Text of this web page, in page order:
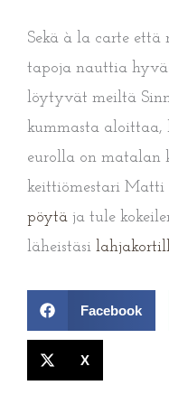
Sekä à la carte että
tapoja nauttia
löytyvät meiltä
kummasta aloittaa,
eurolla on matalan
keittiömestari Matti
pöytä ja tule
läheistäsi
Facebook
X